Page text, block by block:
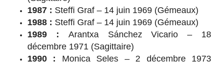
1987 : Steffi Graf – 14 juin 1969 (Gémeaux)
1988 : Steffi Graf – 14 juin 1969 (Gémeaux)
1989 : Arantxa Sánchez Vicario – 18
décembre 1971 (Sagittaire)
1990 : Monica Seles – 2 décembre 1973